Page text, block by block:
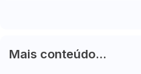
Mais conteúdo...